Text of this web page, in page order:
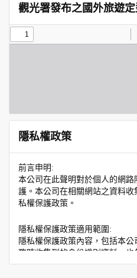
觀光署發布之國外旅遊
隱私權政策
前言申明:
本公司在此聲明對於個人的網
護。本公司在相關網站之資料
私權保護政策。
隱私權保護政策適用範圍:
隱私權保護政策內容，包括本
務時收集到的身份識別資料，
作與本公司合作時分享的任何